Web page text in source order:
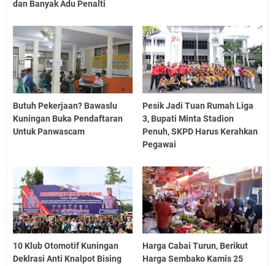
dan Banyak Adu Penalti
Butuh Pekerjaan? Bawaslu
Kuningan Buka Pendaftaran
Untuk Panwascam
Pesik Jadi Tuan Rumah Liga
3, Bupati Minta Stadion
Penuh, SKPD Harus Kerahkan
Pegawai
10 Klub Otomotif Kuningan
Deklrasi Anti Knalpot Bising
Harga Cabai Turun, Berikut
Harga Sembako Kamis 25